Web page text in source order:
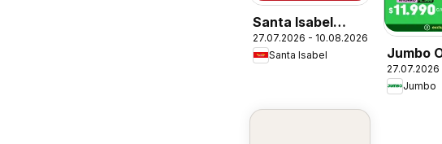
Santa Isabel
Ofertas
27.07.2026 - 10.08.2026
Santa Isabel
Jumbo
Jumbo